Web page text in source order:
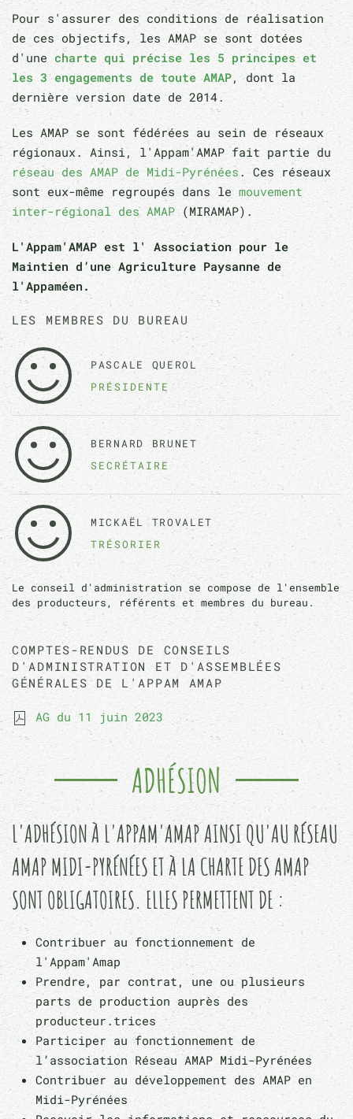
Pour s'assurer des conditions de réalisation
de ces objectifs, les AMAP se sont dotées
d'une charte qui précise les 5 principes et
les 3 engagements de toute AMAP, dont la
dernière version date de 2014.
Les AMAP se sont fédérées au sein de réseaux
régionaux. Ainsi, l'Appam'AMAP fait partie du
réseau des AMAP de Midi-Pyrénées . Ces réseaux
sont eux-même regroupés dans le mouvement
inter-régional des AMAP (MIRAMAP).
L'Appam'AMAP est l' Association pour le
Maintien d’une Agriculture Paysanne de
l'Appaméen.
LES MEMBRES DU BUREAU
PASCALE QUEROL
PRÉSIDENTE
BERNARD BRUNET
SECRÉTAIRE
MICKAËL TROVALET
TRÉSORIER
Le conseil d'administration se compose de l'ensemble
des producteurs, référents et membres du bureau.
COMPTES-RENDUS DE CONSEILS
D'ADMINISTRATION ET D'ASSEMBLÉES
GÉNÉRALES DE L'APPAM AMAP
AG du 11 juin 2023
ADHÉSION
L'ADHÉSION À L'APPAM'AMAP AINSI QU'AU RÉSEAU
AMAP MIDI-PYRÉNÉES ET À LA CHARTE DES AMAP
SONT OBLIGATOIRES. ELLES PERMETTENT DE :
Contribuer au fonctionnement de
l'Appam'Amap
Prendre, par contrat, une ou plusieurs
parts de production auprès des
producteur.trices
Participer au fonctionnement de
l’association Réseau AMAP Midi-Pyrénées
Contribuer au développement des AMAP en
Midi-Pyrénées